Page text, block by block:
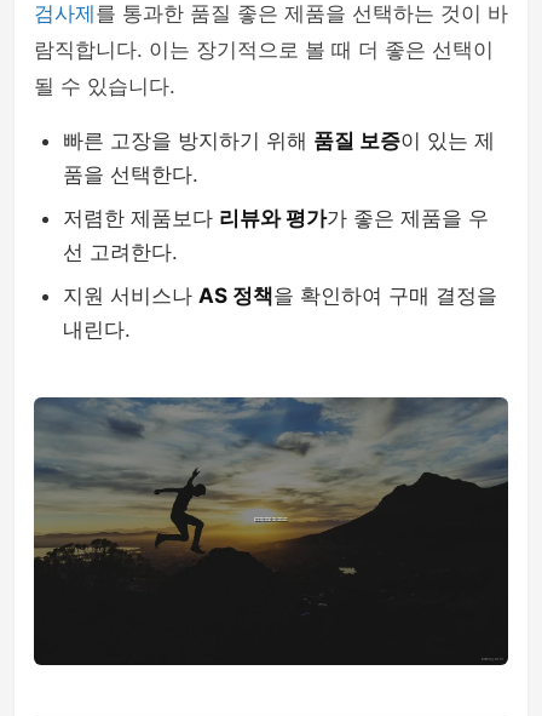
검사제 를 통과한 품질 좋은 제품을 선택하는 것이 바
람직합니다. 이는 장기적으로 볼 때 더 좋은 선택이
될 수 있습니다.
빠른 고장을 방지하기 위해 품질 보증이 있는 제
품을 선택한다.
저렴한 제품보다 리뷰와 평가가 좋은 제품을 우
선 고려한다.
지원 서비스나 AS 정책을 확인하여 구매 결정을
내린다.